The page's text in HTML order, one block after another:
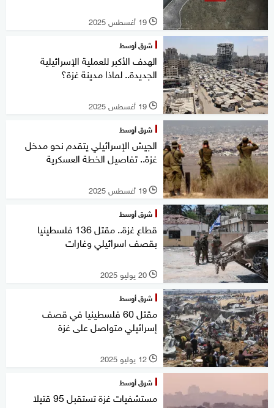
l 19 أغسطس 2025
شرق أوسط
الهدف الأكبر للعملية الإسرائيلية
الجديدة.. لماذا مدينة غزة؟
l 19 أغسطس 2025
شرق أوسط
الجيش الإسرائيلي يتقدم نحو مدخل
غزة.. تفاصيل الخطة العسكرية
l 19 أغسطس 2025
شرق أوسط
قطاع غزة.. مقتل 136 فلسطينيا
بقصف اسرائيلي وغارات
l 20 يوليو 2025
شرق أوسط
مقتل 60 فلسطينيا في قصف
إسرائيلي متواصل على غزة
l 12 يوليو 2025
شرق أوسط
مستشفيات غزة تستقبل 95 قتيلا